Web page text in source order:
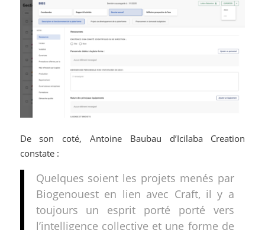
De son coté, Antoine Baubau d’Icilaba Creation
constate :
Quelques soient les projets menés par
Biogenouest en lien avec Craft, il y a
toujours un esprit porté porté vers
l’intelligence collective et une forme de